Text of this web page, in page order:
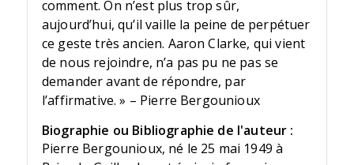
comment. On n’est plus trop sûr,
aujourd’hui, qu’il vaille la peine de perpétuer
ce geste très ancien. Aaron Clarke, qui vient
de nous rejoindre, n’a pas pu ne pas se
demander avant de répondre, par
l’affirmative. » – Pierre Bergounioux
Biographie ou Bibliographie de l'auteur :
Pierre Bergounioux, né le 25 mai 1949 à